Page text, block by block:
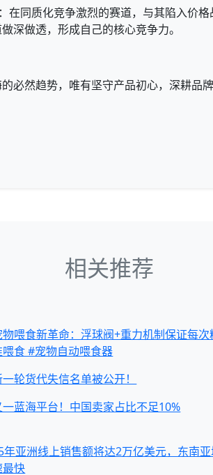
在同质化竞争激烈的赛道，与其陷入价
深做透，形成自己的核心竞争力。
必然趋势，唯有坚守产品初心，深耕品
相关推荐
物喂食新革命：浮球阀+重力机制保证每次
喂食 #宠物自动喂食器
轮货代失信名单被公开！
一蓝海平台！中国卖家占比不足10%
年亚洲线上销售额将达2万亿美元，东南亚
最快